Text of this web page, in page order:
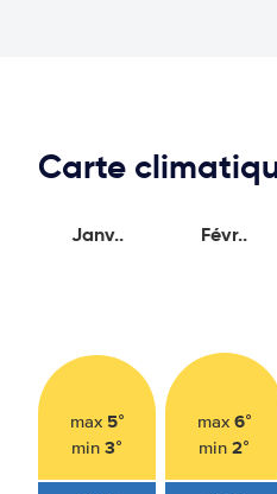
Carte
Janv..
max 5°
min3°
Févr..
max 6°
min2°